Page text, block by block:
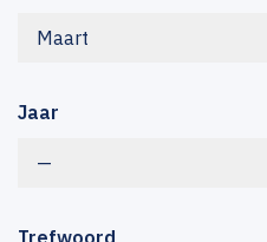
Maart
Jaar
—
Trefwoord